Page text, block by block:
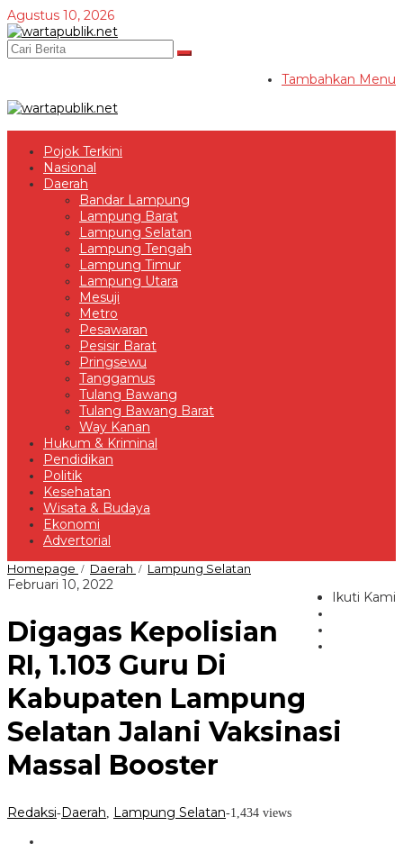
Lewati
ke
konten
Agustus 10, 2026
Tambahkan Menu
Pojok Terkini
Nasional
Daerah
Bandar Lampung
Lampung Barat
Lampung Selatan
Lampung Tengah
Lampung Timur
Lampung Utara
Mesuji
Metro
Pesawaran
Pesisir Barat
Pringsewu
Tanggamus
Tulang Bawang
Tulang Bawang Barat
Way Kanan
Hukum & Kriminal
Pendidikan
Politik
Kesehatan
Wisata & Budaya
Ekonomi
Advertorial
Homepage / Daerah / Lampung Selatan
Guru
Di
Jalani
Vaksinasi
Massal
Booster
Ikuti Kami
Februari 10, 2022
Digagas Kepolisian
RI, 1.103 Guru Di
Kabupaten Lampung
Selatan Jalani Vaksinasi
Massal Booster
Redaksi-Daerah Lampung Selatan-1,434 views